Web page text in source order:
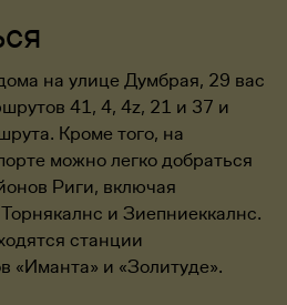
на улице Думбрая, 29 вас
41, 4, 4z, 21 и 37 и
Кроме того, на
можно легко добраться
Риги, включая
и Зиепниеккалнс.
станции
«Иманта» и «Золитуде».